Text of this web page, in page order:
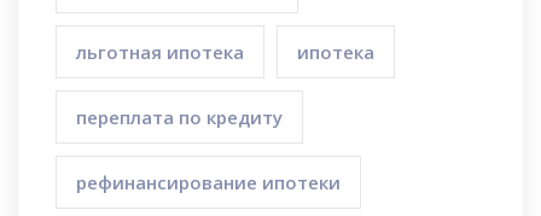
льготная ипотека ипотека
переплата по кредиту
рефинансирование ипотеки